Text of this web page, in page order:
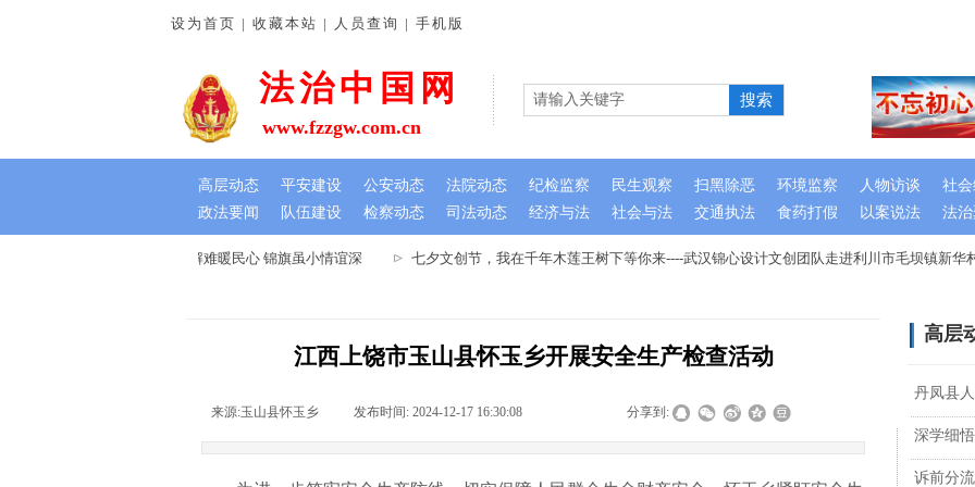
河南通许法院：排忧解难暖民心 锦旗虽小情谊深 七夕文创节，我在千年木莲王树下等你来----武汉锦心设计文创团队走进利川市毛坝镇新华村
法治中国网
政法要闻 队伍建设 检察动态 司法动态 经济与法 社会与法 交通执法 食药打假 以案说法 法
设为首页 | 收藏本站 | 人员查询 | 手机版
搜索
www.fzzgw.com.cn
高层动态 平安建设 公安动态 法院动态 纪检监察 民生观察 扫黑除恶 环境监察 人物访谈 社
高层
江西上饶市玉山县怀玉乡开展安全生产检查活动
来源:玉山县怀玉乡 发布时间: 2024-12-17 16:30:08 分享到:
丹凤县
深学细
诉前分